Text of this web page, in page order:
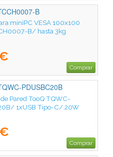
B
miniPC VESA 100x100
B/ hasta 3kg
Comprar
PDUSBC20B
Pared TooQ TQWC-
1xUSB Tipo-C/ 20W
Comprar